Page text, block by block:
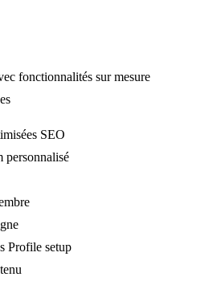
fonctionnalités sur mesure
SEO
personnalisé
Profile setup